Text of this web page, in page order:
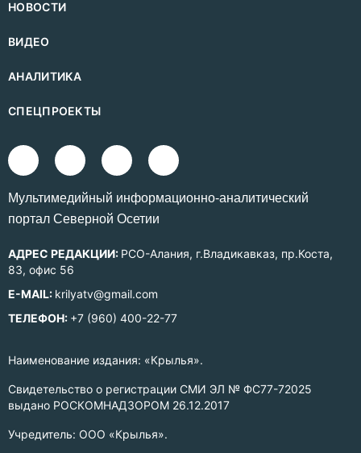
Наименование издания: «Крылья».
Свидетельство о регистрации СМИ ЭЛ № ФС77-72025
выдано РОСКОМНАДЗОРОМ 26.12.2017
Учредитель: ООО «Крылья».
НОВОСТИ
ВИДЕО
АНАЛИТИКА
СПЕЦПРОЕКТЫ
Mультимедийный информационно-аналитический
портал Северной Осетии
АДРЕС РЕДАКЦИИ: РСО-Алания, г.Владикавказ, пр.Коста,
83, офис 56
E-MAIL: krilyatv@gmail.com
ТЕЛЕФОН: +7 (960) 400-22-77